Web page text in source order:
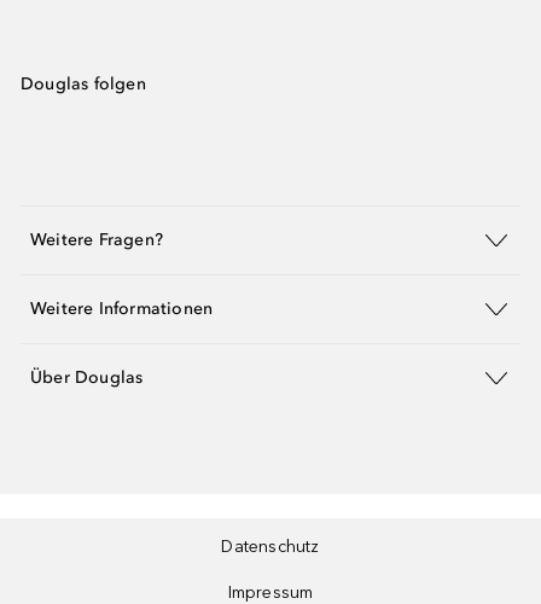
Douglas folgen
Weitere Fragen?
Weitere Informationen
Über Douglas
Datenschutz
Impressum